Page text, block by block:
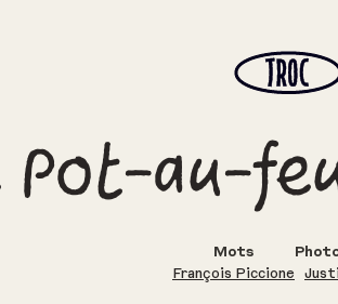
Pot-au-
Mots
François Piccione